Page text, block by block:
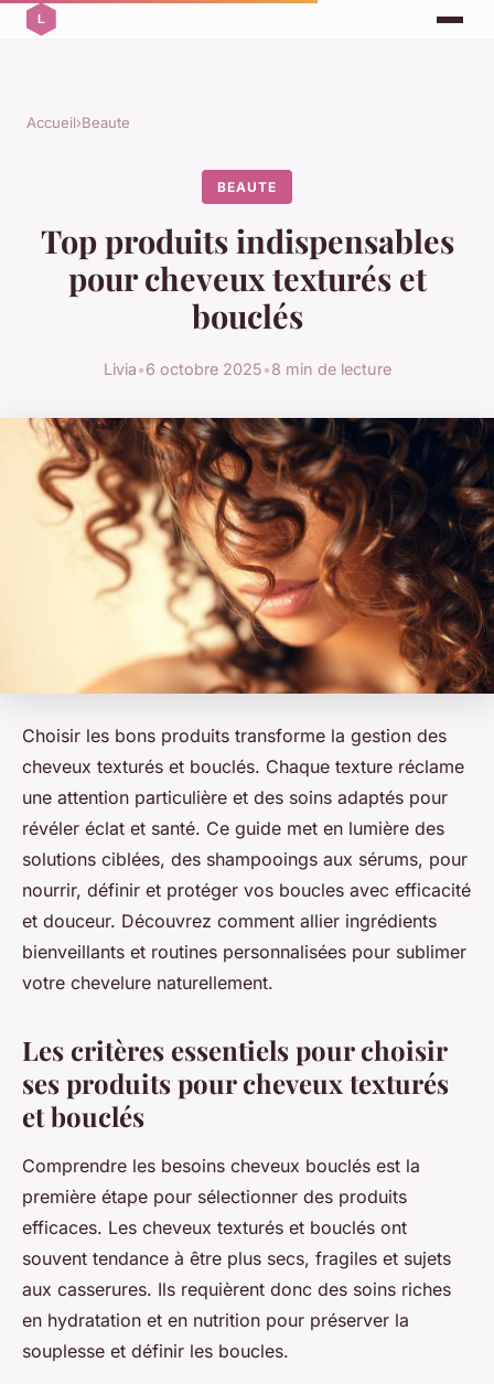
Accueil›Beaute
BEAUTE
Top produits indispensables
pour cheveux texturés et
bouclés
Livia•6 octobre 2025•8 min de lecture
Choisir les bons produits transforme la gestion des
cheveux texturés et bouclés. Chaque texture réclame
une attention particulière et des soins adaptés pour
révéler éclat et santé. Ce guide met en lumière des
solutions ciblées, des shampooings aux sérums, pour
nourrir, définir et protéger vos boucles avec efficacité
et douceur. Découvrez comment allier ingrédients
bienveillants et routines personnalisées pour sublimer
votre chevelure naturellement.
Les critères essentiels pour choisir
ses produits pour cheveux texturés
et bouclés
Comprendre les besoins cheveux bouclés est la
première étape pour sélectionner des produits
efficaces. Les cheveux texturés et bouclés ont
souvent tendance à être plus secs, fragiles et sujets
aux casserures. Ils requièrent donc des soins riches
en hydratation et en nutrition pour préserver la
souplesse et définir les boucles.